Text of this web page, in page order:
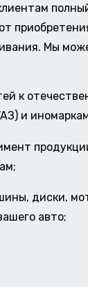
Мы
к
и
диски,
авто;